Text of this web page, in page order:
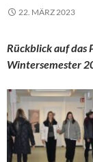
22. MÄRZ 2023
Rückblick auf das
Wintersemester